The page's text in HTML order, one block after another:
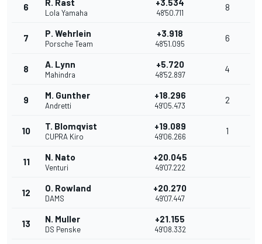
6 R. Rast
Lola Yamaha
+3.534
48'50.711
8
7 P. Wehrlein
Porsche Team
+3.918
48'51.095
6
8 A. Lynn
Mahindra
+5.720
48'52.897
4
9 M. Gunther
Andretti
+18.296
49'05.473
2
10 T. Blomqvist
CUPRA Kiro
+19.089
49'06.266
1
11 N. Nato
Venturi
+20.045
49'07.222
12 O. Rowland
DAMS
+20.270
49'07.447
13 N. Muller
DS Penske
+21.155
49'08.332